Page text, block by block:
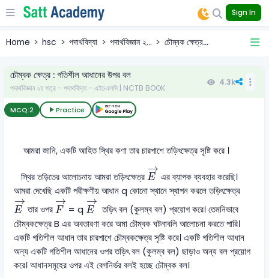
Sign In
Home hsc পদার্থবিদ্যা পদার্থবিজ্ঞান ২... চৌম্বক ক্ষেত্র...
চৌম্বক ক্ষেত্র : গতিশীল আধানের উপর বল
পদার্থবিজ্ঞান ২য় পত্র - পদার্থবিদ্যা - এইচএসসি | NCTB BOOK
4.3k
MCQ:2 Practice
আমরা জানি, একটি আহিত স্থির কণা তার চারপাশে তড়িৎক্ষেত্র সৃষ্টি করে ।
স্থির তড়িতের আলোচনায় আমরা তড়িৎক্ষেত্র
→
E
E→
এর ব্যাপক ব্যবহার করেছি।
আমরা দেখেছি একটি পরীক্ষণীয় আধান q কোনো স্থানে স্থাপন করলে তড়িৎক্ষেত্র
→
E
E→
তার ওপর
→
F
F→
= q
→
E
E→
তড়িৎ বল (কুলম্ব বল) প্রয়োগ করে। তেমনিভাবে
চৌম্বকক্ষেত্র B এর অবতারণা করে অমা চৌম্বক ঘটনাবলি আলোচনা করতে পারি।
একটি গতিশীল আধান তার চারপাশে চৌম্বকক্ষেত্র সৃষ্টি করে। একটি গতিশীল আধান
অন্য একটি গতিশীল আধানের ওপর তড়িৎ বল (কুলম্ব বল) ছাড়াও অন্য বল প্রয়োগ
করে। আধানসমূহের ওপর এই বেগনির্ভর বলই হচ্ছে চৌম্বক বল।